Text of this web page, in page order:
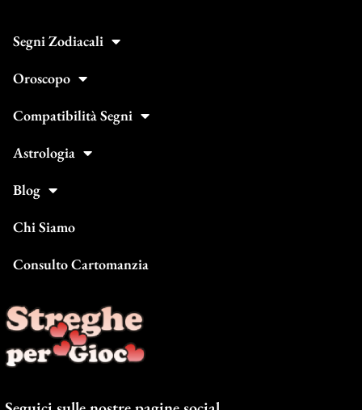
Segni Zodiacali
Oroscopo
Compatibilità Segni
Astrologia
Blog
Chi Siamo
Consulto Cartomanzia